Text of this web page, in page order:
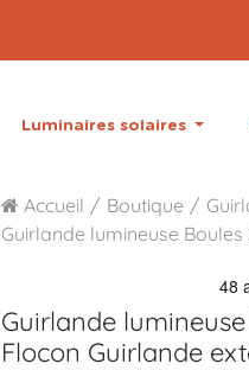
Luminaires solaires
Accueil Boutique
Guirlande lumineuse Boules
Guirlande
Flocon Guirlande